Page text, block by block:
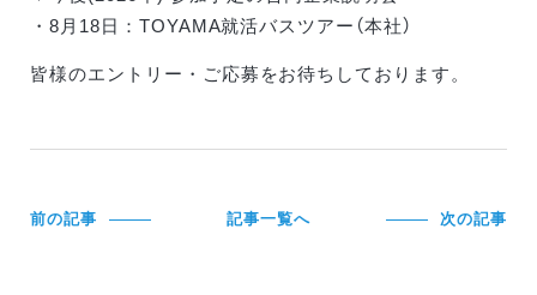
・8月18日：TOYAMA就活バスツアー（本社）
皆様のエントリー・ご応募をお待ちしております。
前の記事 記事一覧へ 次の記事